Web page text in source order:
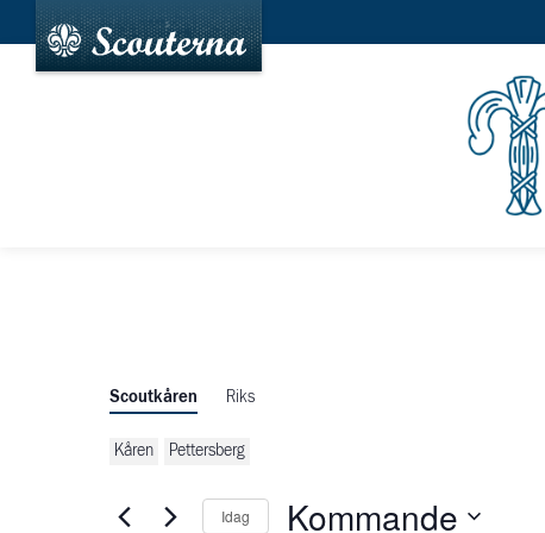
Scoutkåren Riks
Kåren Pettersberg
Idag Kommande